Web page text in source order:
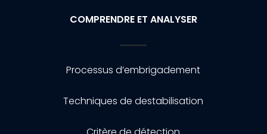
COMPRENDRE ET ANALYSER
Processus d’embrigadement
Techniques de destabilisation